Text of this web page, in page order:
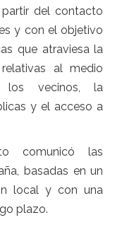
del contacto
y con el objetivo
que atraviesa la
al medio
los vecinos, la
y el acceso a
comunicó las
basadas en un
local y con una
plazo.